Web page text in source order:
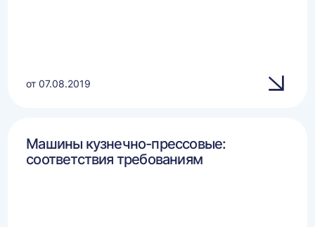
от 07.08.2019
Машины кузнечно-прессовые:
соответствия требованиям